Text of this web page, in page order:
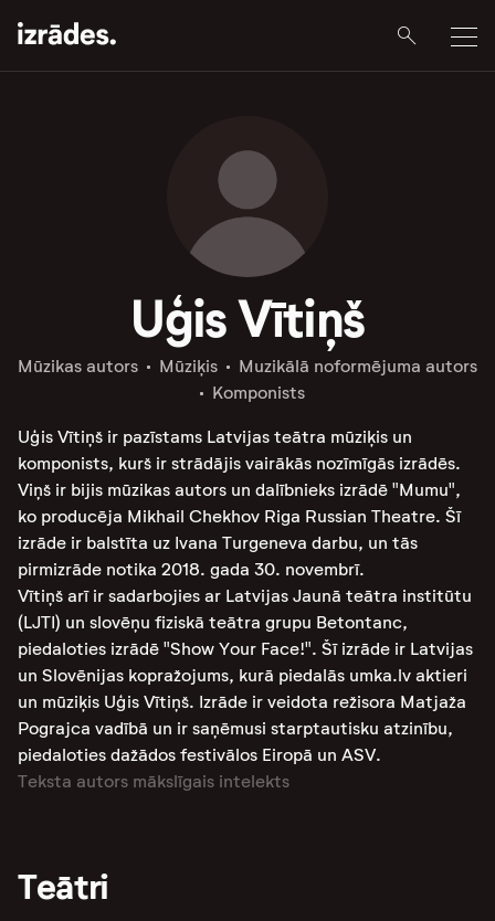
Uģis Vītiņš
Mūzikas autors Mūziķis
Muzikālā noformējuma autors
Komponists
Uģis Vītiņš ir pazīstams Latvijas teātra mūziķis un
komponists, kurš ir strādājis vairākās nozīmīgās izrādēs.
Viņš ir bijis mūzikas autors un dalībnieks izrādē "Mumu",
ko producēja Mikhail Chekhov Riga Russian Theatre. Šī
izrāde ir balstīta uz Ivana Turgeneva darbu, un tās
pirmizrāde notika 2018. gada 30. novembrī​​.
Vītiņš arī ir sadarbojies ar Latvijas Jaunā teātra institūtu
(LJTI) un slovēņu fiziskā teātra grupu Betontanc,
piedaloties izrādē "Show Your Face!". Šī izrāde ir Latvijas
un Slovēnijas kopražojums, kurā piedalās umka.lv aktieri
un mūziķis Uģis Vītiņš. Izrāde ir veidota režisora Matjaža
Pograjca vadībā un ir saņēmusi starptautisku atzinību,
piedaloties dažādos festivālos Eiropā un ASV​​​​​​.
Teksta autors mākslīgais intelekts
Teātri